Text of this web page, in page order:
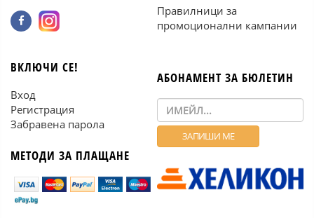
Правилници за
промоционални кампании
ВКЛЮЧИ СЕ!
Вход
Регистрация
Забравена парола
МЕТОДИ ЗА ПЛАЩАНЕ
АБОНАМЕНТ ЗА БЮЛЕТИН